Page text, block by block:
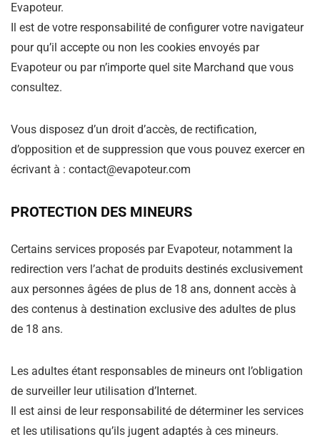
Evapoteur.
Il est de votre responsabilité de configurer votre navigateur
pour qu’il accepte ou non les cookies envoyés par
Evapoteur ou par n’importe quel site Marchand que vous
consultez.
Vous disposez d’un droit d’accès, de rectification,
d’opposition et de suppression que vous pouvez exercer en
écrivant à : contact@evapoteur.com
PROTECTION DES MINEURS
Certains services proposés par Evapoteur, notamment la
redirection vers l’achat de produits destinés exclusivement
aux personnes âgées de plus de 18 ans, donnent accès à
des contenus à destination exclusive des adultes de plus
de 18 ans.
Les adultes étant responsables de mineurs ont l’obligation
de surveiller leur utilisation d’Internet.
Il est ainsi de leur responsabilité de déterminer les services
et les utilisations qu’ils jugent adaptés à ces mineurs.